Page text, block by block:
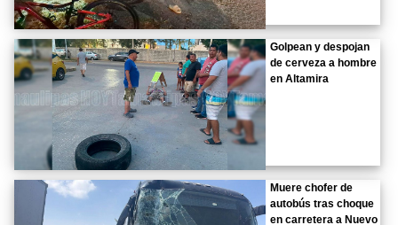
Golpean y despojan
de cerveza a hombre
en Altamira
Muere chofer de
autobús tras choque
en carretera a Nuevo